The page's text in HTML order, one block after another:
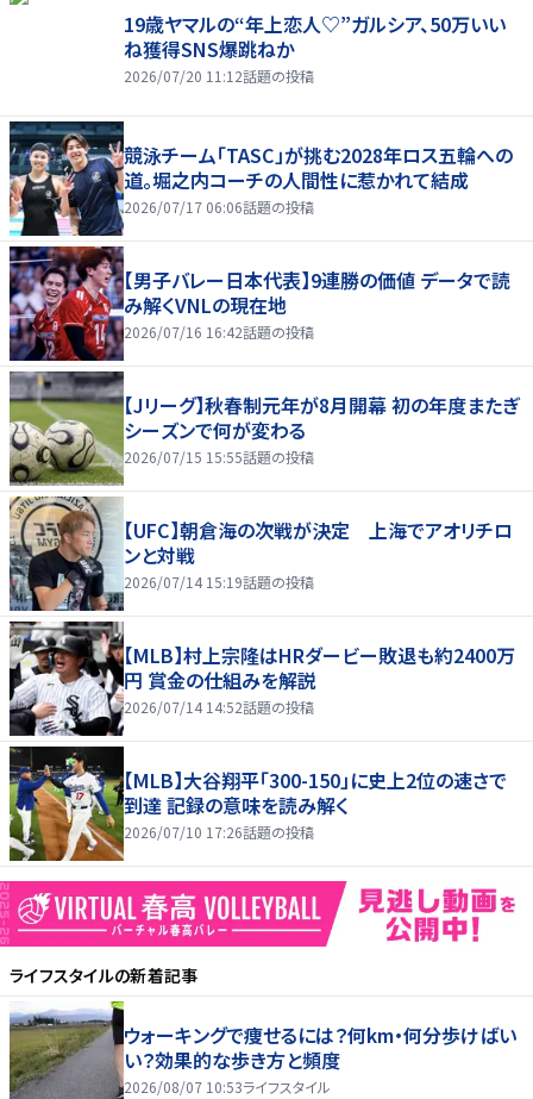
19歳ヤマルの“年上恋人♡”ガルシア、50万いい
ね獲得SNS爆跳ねか
2026/07/20 11:12話題の投稿
競泳チーム「TASC」が挑む2028年ロス五輪への
道。堀之内コーチの人間性に惹かれて結成
2026/07/17 06:06話題の投稿
【男子バレー日本代表】9連勝の価値 データで読
み解くVNLの現在地
2026/07/16 16:42話題の投稿
【Jリーグ】秋春制元年が8月開幕 初の年度またぎ
シーズンで何が変わる
2026/07/15 15:55話題の投稿
【UFC】朝倉海の次戦が決定 上海でアオリチロ
ンと対戦
2026/07/14 15:19話題の投稿
【MLB】村上宗隆はHRダービー敗退も約2400万
円 賞金の仕組みを解説
2026/07/14 14:52話題の投稿
【MLB】大谷翔平「300-150」に史上2位の速さで
到達 記録の意味を読み解く
2026/07/10 17:26話題の投稿
ライフスタイルの新着記事
ウォーキングで痩せるには？何km・何分歩けばい
い？効果的な歩き方と頻度
2026/08/07 10:53ライフスタイル